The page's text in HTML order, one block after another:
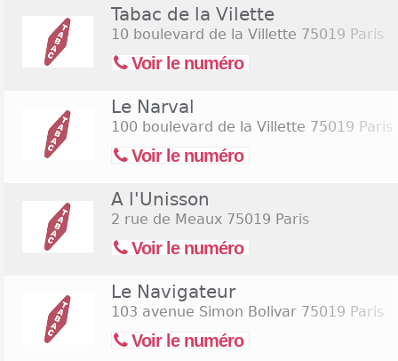
Tabac de la Vilette
10 boulevard de la Villette 75019 Paris
Voir le numéro
Le Narval
100 boulevard de la Villette 75019 Paris
Voir le numéro
A l'Unisson
2 rue de Meaux 75019 Paris
Voir le numéro
Le Navigateur
103 avenue Simon Bolivar 75019 Paris
Voir le numéro